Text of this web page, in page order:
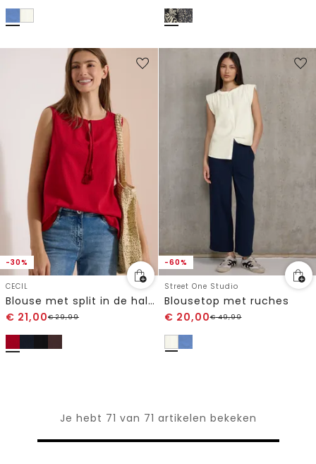
-30%
CECIL
Blouse met split in de hals en bandjes
€ 21,00€29,99
-60%
Street One Studio
Blousetop met ruches
€ 20,00€49,99
Je hebt 71 van 71 artikelen bekeken